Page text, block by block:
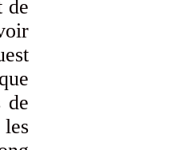
de
de